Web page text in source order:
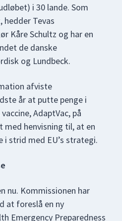
i 30 lande. Som
hedder Tevas
Kåre Schultz og har en
de danske
og Lundbeck.
afviste
år at putte penge i
AdaptVac, på
med henvisning til, at en
i strid med EU’s strategi.
nu. Kommissionen har
at foreslå en ny
Emergency Preparedness